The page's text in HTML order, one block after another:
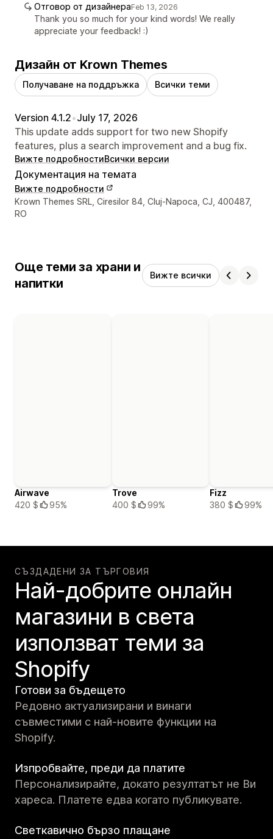
Отговор от дизайнераFeb 13, 2026
Thank you so much for your kind words! We really
appreciate your feedback! :)
Дизайн от Krown Themes
Получаване на поддръжка Всички теми
Version 4.1.2•July 17, 2026
This update adds support for two new Shopify
features, plus a search improvement and a bug fix.
Вижте подробностиВсички версии
Документация на темата
Вижте подробности
Данни за връзка с дизайнера
Krown Themes SRL, Ciresilor 84, Cluj-Napoca, CJ, 400487,
RO
Още теми за храни и
напитки
Вижте всички
Airwave
420 $
95%
Trove
400 $
99%
Fizz
380 $
99%
СЪЗДАДЕНИ ЗА ТЪРГОВИЯ
Най-добрите онлайн
магазини в света
използват теми за
Shopify
Готови за бъдещето
Редовно актуализирани и винаги
съвместими с най-новите функции на
Shopify.
Изпробвайте, преди да платите
Персонализирайте, докато резултатът не Ви
хареса. Платете едва когато публикувате.
Светкавично бързо плащане